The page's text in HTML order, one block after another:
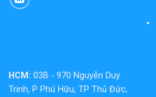
HCM: 03B - 970 Nguyễn Duy
Trinh, P Phú Hữu, TP Thủ Đức,